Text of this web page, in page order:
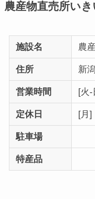
農産物直売所い
施設名 農
住所 新
営業時間 [火
定休日 [月]
駐車場
特産品